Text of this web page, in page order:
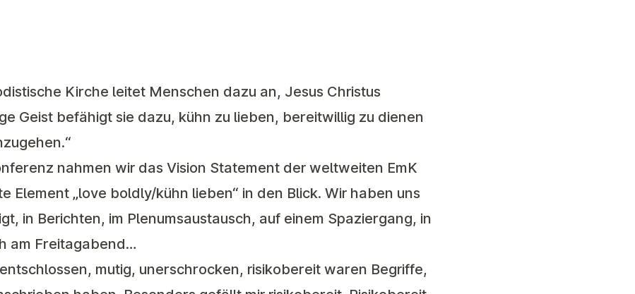
Kirche leitet Menschen dazu an, Jesus Christus
Geist befähigt sie dazu, kühn zu lieben, bereitwillig zu dienen
nahmen wir das Vision Statement der weltweiten EmK
Element „love boldly/kühn lieben“ in den Blick. Wir haben uns
in Berichten, im Plenumsaustausch, auf einem Spaziergang, in
am Freitagabend…
entschlossen, mutig, unerschrocken, risikobereit waren Begriffe,